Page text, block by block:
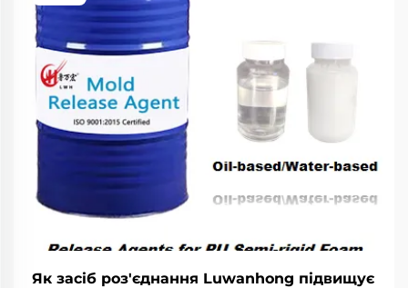
Як засіб роз'єднання Luwanhong підвищує